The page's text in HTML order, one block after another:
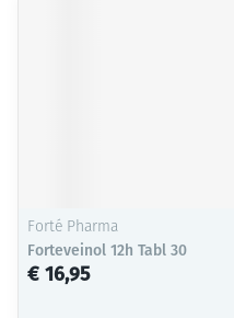
Forté Pharma
Forteveinol 12h Tabl 30
€ 16,95